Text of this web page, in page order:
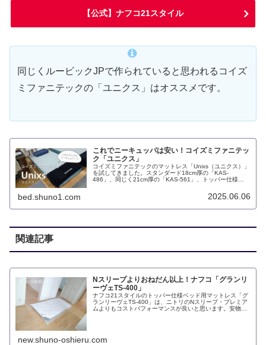
【公式】ナフコ21スタイル
同じくルービックJPで作られていると思われるコイズ
ミファニテックの「ユニクス」はオススメです。
これでニーキュッパは安い！コイズミファニテッ
ク「ユニクス」
コイズミファニテックのマットレス「Unixs（ユニクス）」
を試してきました。スタンダード18cm厚の「KAS-
486」、同じく21cm厚の「KAS-561」、トッパー仕様
bed.shuno1.com 2025.06.06
関連記事
Nスリープよりおねだん以上！ナフコ「グランリ
ーヴェTS-400」
ナフコ21スタイルのトッパー仕様ベッド用マットレス「グ
ランリーヴェTS-400」は、ニトリのNスリープ・プレミア
ムよりもコストパフォーマンスが良いと思います。安物に
new.shuno-oshieru.com